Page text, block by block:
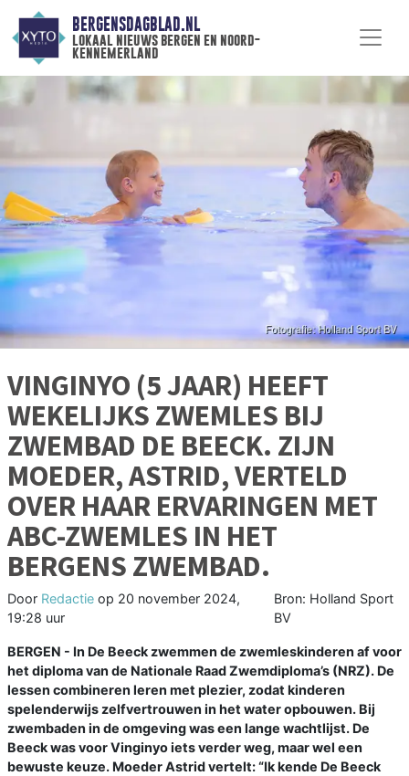
BERGENSDAGBLAD.NL
lokaal nieuws bergen en noord-
kennemerland
VINGINYO (5 JAAR) HEEFT
WEKELIJKS ZWEMLES BIJ
ZWEMBAD DE BEECK. ZIJN
MOEDER, ASTRID, VERTELD
OVER HAAR ERVARINGEN MET
ABC-ZWEMLES IN HET
BERGENS ZWEMBAD.
Door Redactie op 20 november 2024,
19:28 uur
Bron: Holland Sport
BV
BERGEN - In De Beeck zwemmen de zwemleskinderen af voor
het diploma van de Nationale Raad Zwemdiploma’s (NRZ). De
lessen combineren leren met plezier, zodat kinderen
spelenderwijs zelfvertrouwen in het water opbouwen. Bij
zwembaden in de omgeving was een lange wachtlijst. De
Beeck was voor Vinginyo iets verder weg, maar wel een
bewuste keuze. Moeder Astrid vertelt: “Ik kende De Beeck